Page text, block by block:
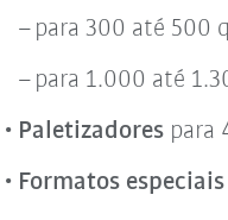
para 300 até 500
para 1.000 até
Paletizadorespara
Formatos especiais